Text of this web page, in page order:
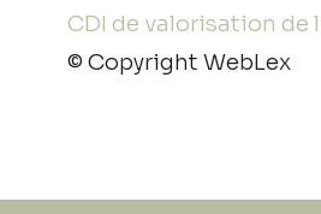
CDI de valorisation de
© Copyright WebLex